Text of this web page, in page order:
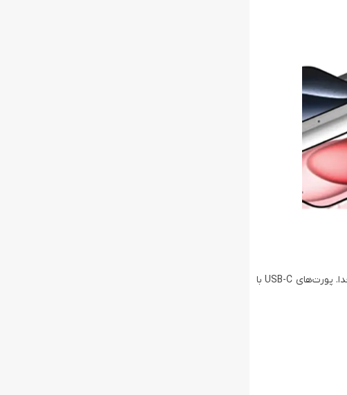
این شارژر با 5 پورت (ترکیبی از USB-C و USB-A) اجازه می‌ده حداکثر 5 دستگاه رو همزمان وصل کنید – بدون کابل‌های اضافی یا هاب‌های جدا. پورت‌های USB-C با